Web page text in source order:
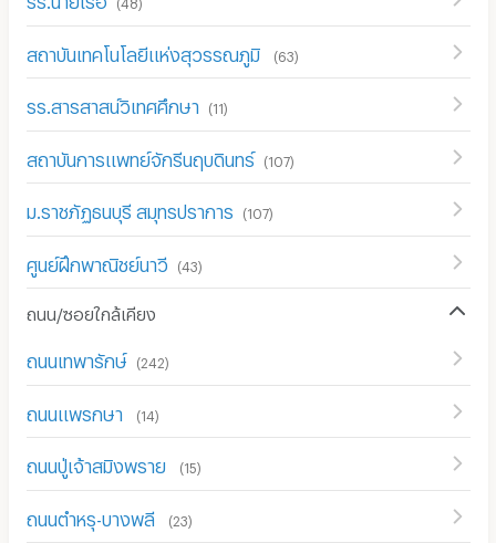
สถาบันเทคโนโลยีแห่งสุวรรณภูมิ (63)
รร.สารสาสน์วิเทศศึกษา (11)
สถาบันการแพทย์จักรีนฤบดินทร์ (107)
ม.ราชภัฏธนบุรี สมุทรปราการ (107)
ศูนย์ฝึกพาณิชย์นาวี (43)
ถนน/ซอยใกล้เคียง
ถนนเทพารักษ์ (242)
ถนนแพรกษา (14 )
ถนนปู่เจ้าสมิงพราย (15)
ถนนตำหรุ-บางพลี (23)